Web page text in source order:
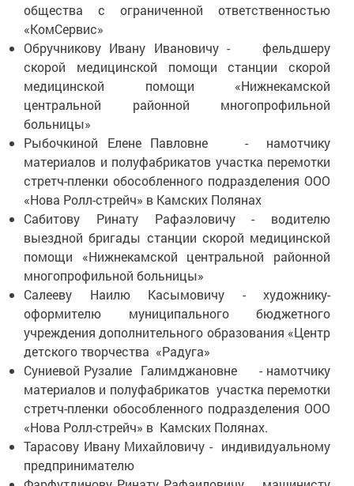
общества с ограниченной ответственностью
«КомСервис»
Обручникову Ивану Ивановичу - фельдшеру
скорой медицинской помощи станции скорой
медицинской помощи «Нижнекамской
центральной районной многопрофильной
больницы»
Рыбочкиной Елене Павловне - намотчику
материалов и полуфабрикатов участка перемотки
стретч-пленки обособленного подразделения ООО
«Нова Ролл-стрейч» в Камских Полянах
Сабитову Ринату Рафаэловичу - водителю
выездной бригады станции скорой медицинской
помощи «Нижнекамской центральной районной
многопрофильной больницы»
Салееву Наилю Касымовичу - художнику-
оформителю муниципального бюджетного
учреждения дополнительного образования «Центр
детского творчества «Радуга»
Суниевой Рузалие Галимджановне - намотчику
материалов и полуфабрикатов участка перемотки
стретч-пленки обособленного подразделения ООО
«Нова Ролл-стрейч» в Камских Полянах.
Тарасову Ивану Михайловичу - индивидуальному
предпринимателю